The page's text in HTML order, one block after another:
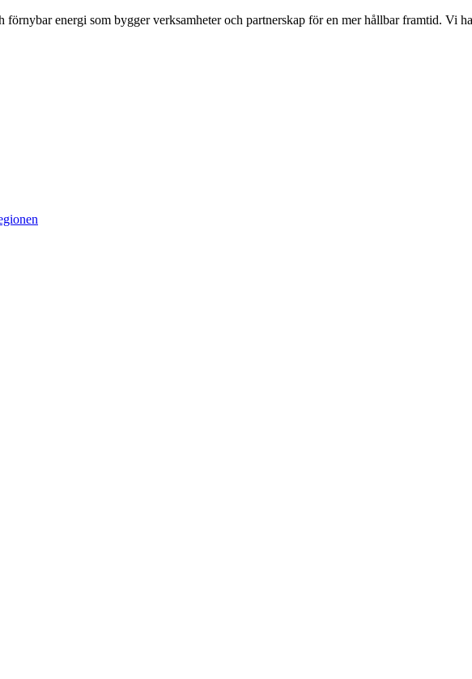
energi som bygger verksamheter och partnerskap för en mer hållbar framtid. Vi